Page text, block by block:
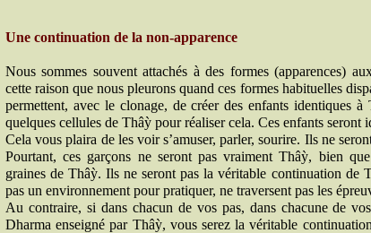
Une continuation de la non-apparence
Nous sommes souvent attachés à des formes (apparences)
cette raison que nous pleurons quand ces formes habituelles
permettent, avec le clonage, de créer des enfants identiques
quelques cellules de Thâỳ pour réaliser cela. Ces enfants seront
Cela vous plaira de les voir s’amuser, parler, sourire. Ils ne
Pourtant, ces garçons ne seront pas vraiment Thâỳ, bien
graines de Thâỳ. Ils ne seront pas la véritable continuation de
pas un environnement pour pratiquer, ne traversent pas les
Au contraire, si dans chacun de vos pas, dans chacune de
Dharma enseigné par Thâỳ, vous serez la véritable